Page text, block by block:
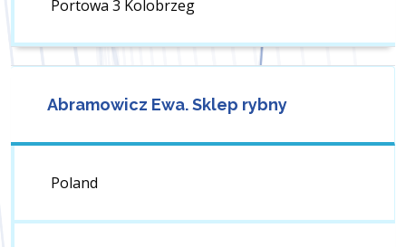
Portowa 3 Kolobrzeg
Abramowicz Ewa. Sklep rybny
Poland